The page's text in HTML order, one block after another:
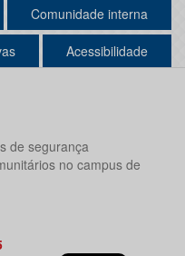
Comunidade interna
Acessibilidade
de segurança
no campus de